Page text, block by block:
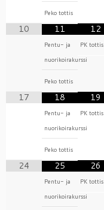
Peko tottis
10 11
Pentu- ja
nuorikoirakurssi
Peko tottis
12
PK tottis
17 18
Pentu- ja
nuorikoirakurssi
Peko tottis
19
PK tottis
24 25
Pentu- ja
nuorikoirakurssi
26
PK tottis